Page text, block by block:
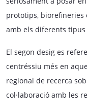
prototips, biorefineries
amb els diferents tipus
El segon desig es
centréssiu més en
regional de recerca
col·laboració amb les